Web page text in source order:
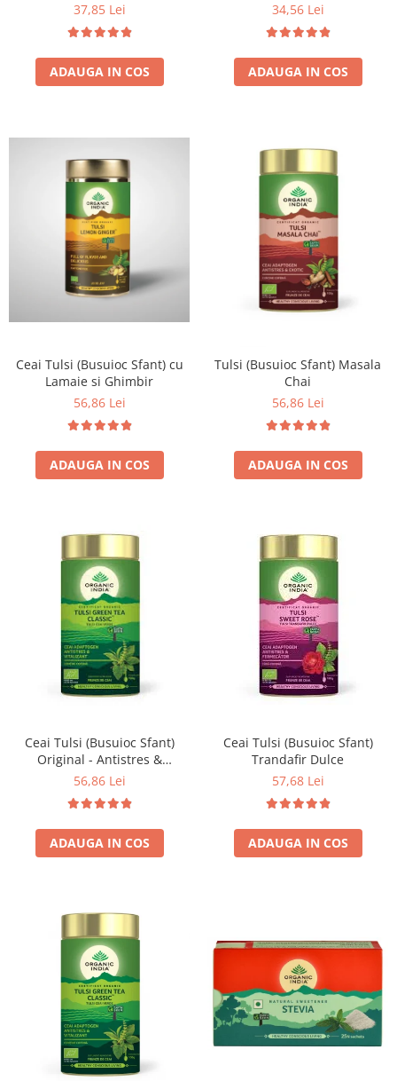
37,85 Lei
ADAUGA IN COS
34,56 Lei
ADAUGA IN COS
Ceai Tulsi (Busuioc Sfant) cu
Lamaie si Ghimbir
56,86 Lei
ADAUGA IN COS
Tulsi (Busuioc Sfant) Masala
Chai
56,86 Lei
ADAUGA IN COS
Ceai Tulsi (Busuioc Sfant)
Original - Antistres &
Vitalizant
56,86 Lei
ADAUGA IN COS
Ceai Tulsi (Busuioc Sfant)
Trandafir Dulce
57,68 Lei
ADAUGA IN COS